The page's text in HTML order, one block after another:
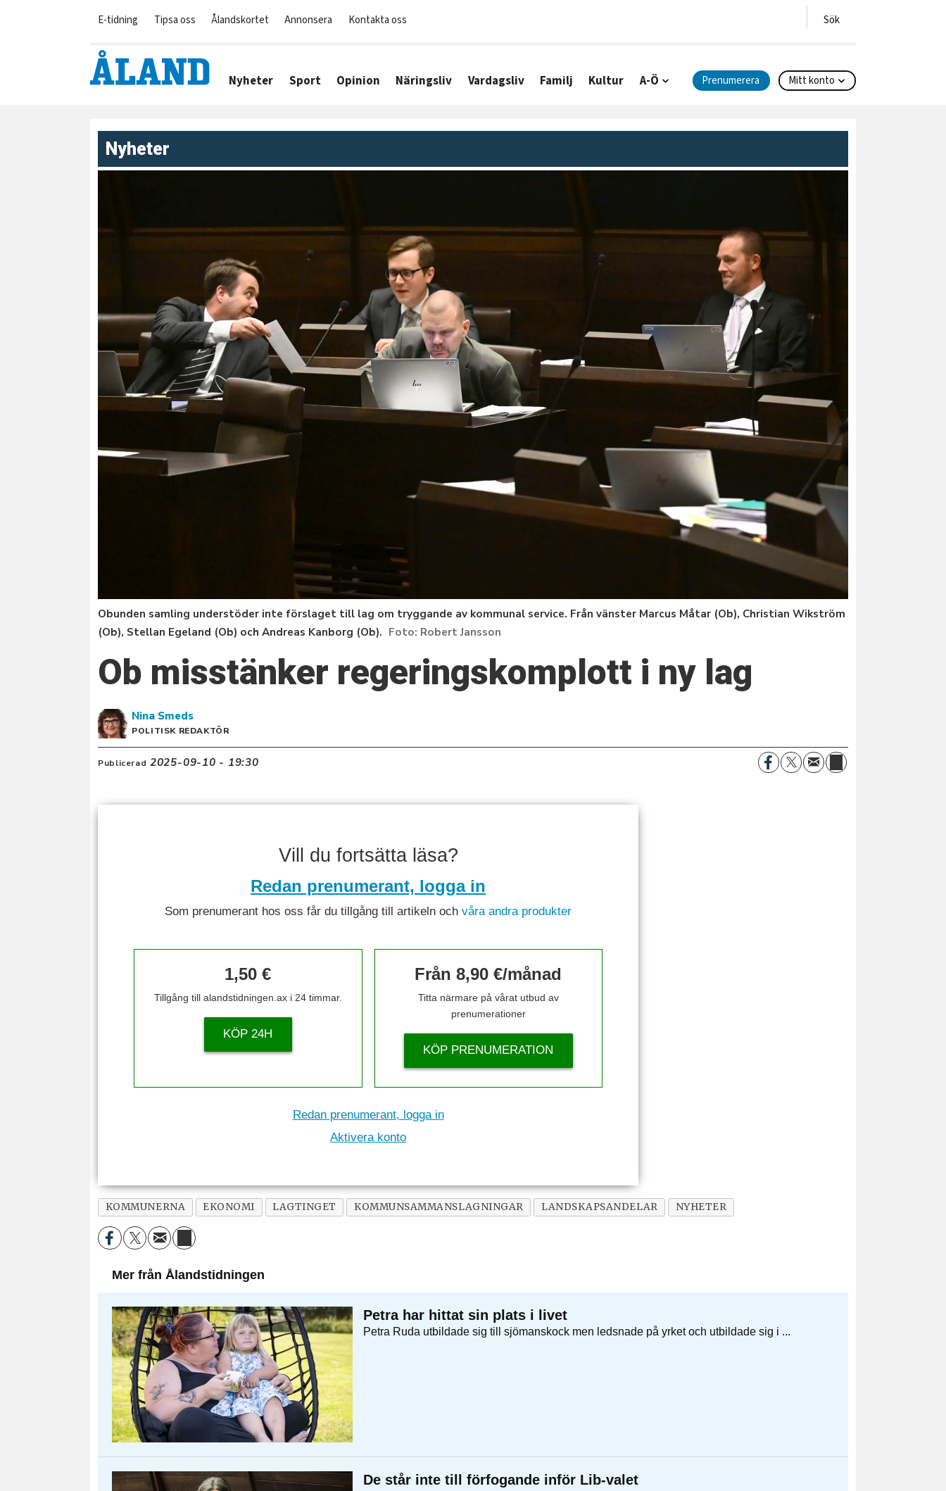
E-tidning Tipsa oss Ålandskortet Annonsera Kontakta oss
Nyheter Sport Opinion Näringsliv Vardagsliv Familj Kultur A-Ö Prenumerera Mitt konto
Nyheter
Obunden samling understöder inte förslaget till lag om tryggande av kommunal service. Från vänster Marcus Måtar (Ob), Christian Wikström
(Ob), Stellan Egeland (Ob) och Andreas Kanborg (Ob).
Robert Jansson
Ob misstänker regeringskomplott i ny lag
Nina Smeds
POLITISK REDAKTÖR
Publicerad 2025-09-10 - 19:30
Vill du fortsätta läsa?
Redan prenumerant, logga in
Som prenumerant hos oss får du tillgång till artikeln ochvåra andra produkter
1,50 €
Tillgång till alandstidningen.ax i 24 timmar.
KÖP 24H
Från 8,90 €/månad
Titta närmare på vårat utbud av
prenumerationer
KÖP PRENUMERATION
Redan prenumerant, logga in
Aktivera konto
KOMMUNERNA EKONOMI LAGTINGET KOMMUNSAMMANSLAGNINGAR LANDSKAPSANDELAR NYHETER